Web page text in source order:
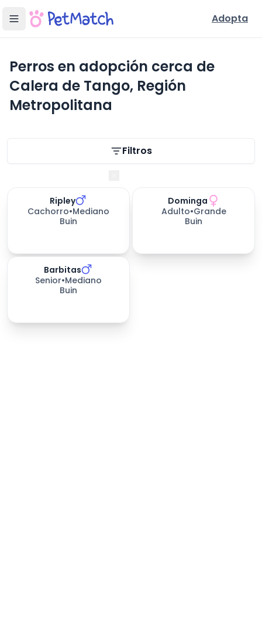
Adopta
Perros en adopción cerca de
Calera de Tango, Región
Metropolitana
Filtros
días esperando
Ripley
Cachorro•Mediano
Buin
días esperando
Dominga
Adulto•Grande
Buin
días esperando
Barbitas
Senior•Mediano
Buin